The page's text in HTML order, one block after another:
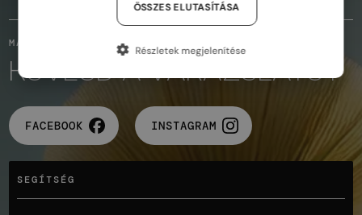
MARADJUNK KAPCSOLATBAN
KÖVESD A VARÁZSLATOT
FACEBOOK INSTAGRAM
SEGÍTSÉG
ÖSSZES ELUTASÍTÁSA
Részletek megjelenítése